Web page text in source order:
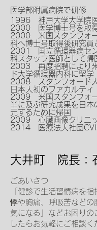
医学部附属病院で研修
1996 神戸大学大学院
2000 医学博士号を取
2000 米国スタンフォ
科へ博士号取得後研究員
2001 国立循環器病セ
科スタッフ医師として帰
2003 再度招聘により
ド大学循環器内科に留学
2008 スタンフォード
日本人初のファカルティ
2009 米国スタンフォ
半に及ぶ研究成果を日本
元するために帰国
2009 心臓画像クリニ
2014 医療法人社団
大井町 院長：
ごあいさつ
「健診で生活習慣病を
悸や胸痛、呼吸苦などの
気になる」などお困りの
したらお気軽にご相談く